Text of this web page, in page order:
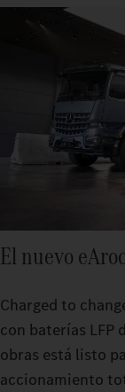
El nuevo
Charged to
con baterías LFP
obras está listo
accionamiento